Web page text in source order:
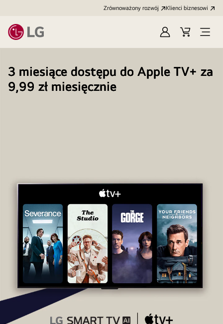
Zrównoważony rozwój Klienci biznesowi
Zaloguj
się
Koszyk
menu
3 miesiące dostępu do Apple TV+ za
9,99 zł miesięcznie